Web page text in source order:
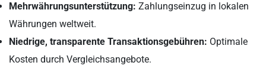
Mehrwährungsunterstützung: Zahlungseinzug in lokalen
Währungen weltweit.
Niedrige, transparente Transaktionsgebühren: Optimale
Kosten durch Vergleichsangebote.